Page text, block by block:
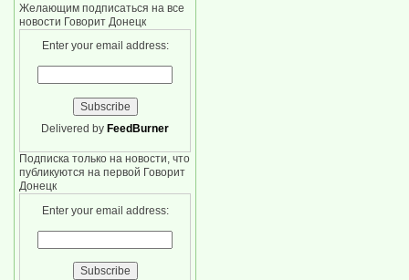
Желающим подписаться на все
новости Говорит Донецк
Enter your email address:
Delivered by FeedBurner
Подписка только на новости, что
публикуются на первой Говорит
Донецк
Enter your email address: